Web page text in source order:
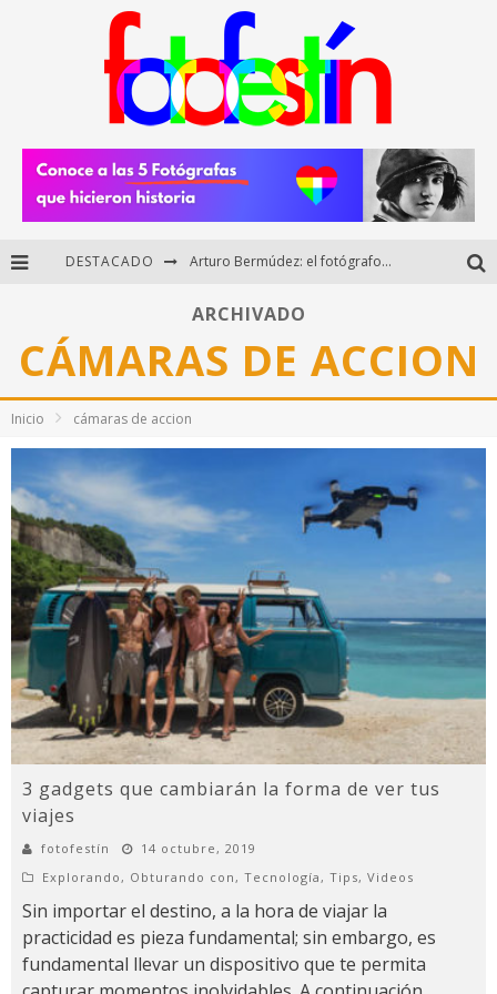
DESTACADO Arturo Bermúdez: el fotógrafo mexicano que brilló en los Premios HUAWEI XMAGE 2025
Di Martini: fotografía boudoir y empoderamiento femenino
Fotógrafos mexicanos de Postal 5.6 brillan como finalistas del Concurso Nacional de Fotografía Cuartoscuro 2026
ARCHIVADO
CÁMARAS DE ACCION
Inicio cámaras de accion
3 gadgets que cambiarán la forma de ver tus
viajes
fotofestín
14 octubre, 2019
Explorando, Obturando con, Tecnología, Tips, Videos
Sin importar el destino, a la hora de viajar la
practicidad es pieza fundamental; sin embargo, es
fundamental llevar un dispositivo que te permita